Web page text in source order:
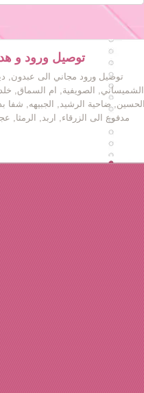
توصيل ورود و
توصيل ورود مجاني الى عبدون,
الشميساني, الصويفية, ام السماق,
ضاحية الرشيد, الجبيهه, شفا
مدفوع الى الزرقاء, اربد,